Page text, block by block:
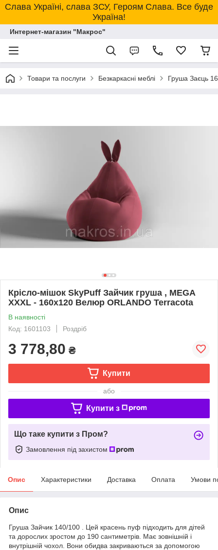
Слава Україні, слава ЗСУ, Героям Слава. Все буде
Україна!
Интернет-магазин "Макрос"
Товари та послуги Безкаркасні меблі Груша Заєць
Крісло-мішок SkyPuff Зайчик груша , MEGA
XXXL - 160х120 Велюр ORLANDO Terracota
В наявності
Код: 1601103
Роздріб
3 778,80 ₴
Купити
або
Купити з
Що таке купити з Пром?
Замовлення під захистом
Опис Характеристики Доставка Оплата Умови
Опис
Груша Зайчик 140/100 . Цей красень пуф підходить для дітей
та дорослих зростом до 190 сантиметрів. Має зовнішній і
внутрішній чохол. Вони обидва закриваються за допомогою